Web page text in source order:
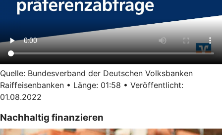
Quelle: Bundesverband der Deutschen Volksbanken
Raiffeisenbanken • Länge: 01:58 • Veröffentlicht:
01.08.2022
Nachhaltig finanzieren